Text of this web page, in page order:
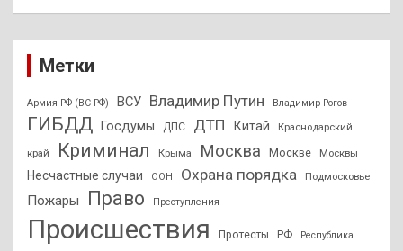
Метки
Армия РФ (ВС РФ) ВСУ Владимир Путин Владимир Рогов
ГИБДД Госдумы ДПС ДТП Китай Краснодарский
край Криминал Крыма Москва Москве Москвы
Несчастные случаи ООН Охрана порядка Подмосковье
Пожары Право Преступления
Происшествия Протесты РФ Республика